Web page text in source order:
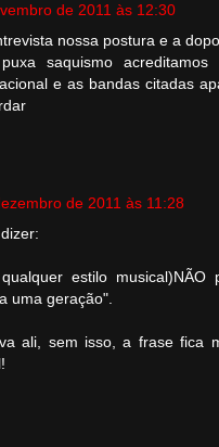
de 2011 às 12:30
nossa postura e a
saquismo
e as bandas citadas
de 2011 às 11:28
estilo musical)NÃO
uma geração".
ali, sem isso, a frase fica